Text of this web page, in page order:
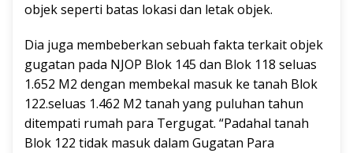
objek seperti batas lokasi dan letak objek.
Dia juga membeberkan sebuah fakta terkait objek
gugatan pada NJOP Blok 145 dan Blok 118 seluas
1.652 M2 dengan membekal masuk ke tanah Blok
122.seluas 1.462 M2 tanah yang puluhan tahun
ditempati rumah para Tergugat. “Padahal tanah
Blok 122 tidak masuk dalam Gugatan Para